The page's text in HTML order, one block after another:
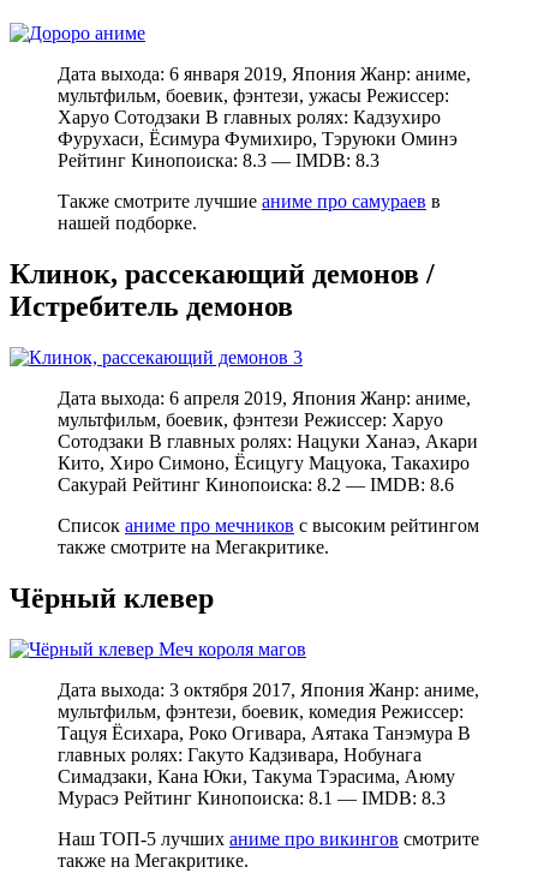
Дата выхода: 6 января 2019, Япония Жанр: аниме,
мультфильм, боевик, фэнтези, ужасы Режиссер:
Харуо Сотодзаки В главных ролях: Кадзухиро
Фурухаси, Ёсимура Фумихиро, Тэруюки Оминэ
Рейтинг Кинопоиска: 8.3 — IMDB: 8.3
Также смотрите лучшие аниме про самураев в
нашей подборке.
Клинок, рассекающий демонов /
Истребитель демонов
Дата выхода: 6 апреля 2019, Япония Жанр: аниме,
мультфильм, боевик, фэнтези Режиссер: Харуо
Сотодзаки В главных ролях: Нацуки Ханаэ, Акари
Кито, Хиро Симоно, Ёсицугу Мацуока, Такахиро
Сакурай Рейтинг Кинопоиска: 8.2 — IMDB: 8.6
Список аниме про мечников с высоким рейтингом
также смотрите на Мегакритике.
Чёрный клевер
Дата выхода: 3 октября 2017, Япония Жанр: аниме,
мультфильм, фэнтези, боевик, комедия Режиссер:
Тацуя Ёсихара, Роко Огивара, Аятака Танэмура В
главных ролях: Гакуто Кадзивара, Нобунага
Симадзаки, Кана Юки, Такума Тэрасима, Аюму
Мурасэ Рейтинг Кинопоиска: 8.1 — IMDB: 8.3
Наш ТОП-5 лучших аниме про викингов смотрите
также на Мегакритике.